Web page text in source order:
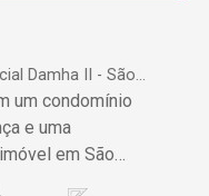
Damha II - São
um condomínio
e uma
em São